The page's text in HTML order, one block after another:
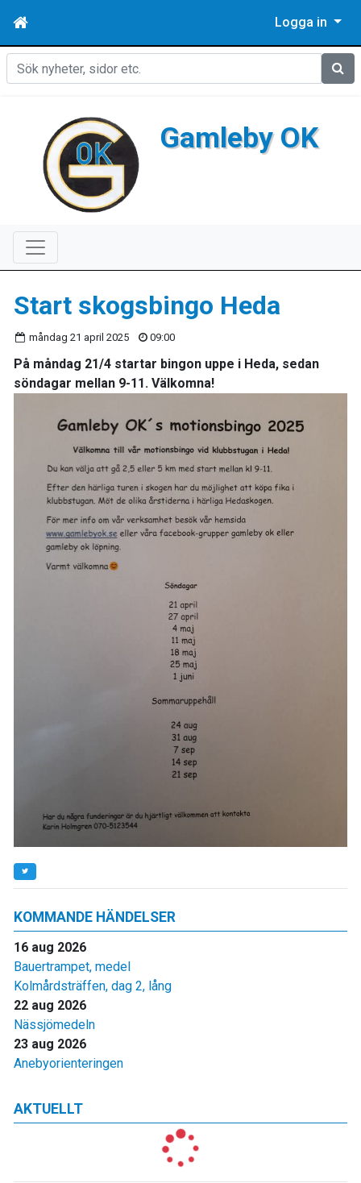
Logga in
Sök
Gamleby OK
KOMMANDE HÄNDELSER
16 aug 2026
Bauertrampet, medel
Kolmårdsträffen, dag 2, lång
22 aug 2026
Nässjömedeln
23 aug 2026
Anebyorienteringen
AKTUELLT
Start skogsbingo Heda
måndag 21 april 2025 09:00
På måndag 21/4 startar bingon uppe i Heda, sedan
söndagar mellan 9-11. Välkomna!